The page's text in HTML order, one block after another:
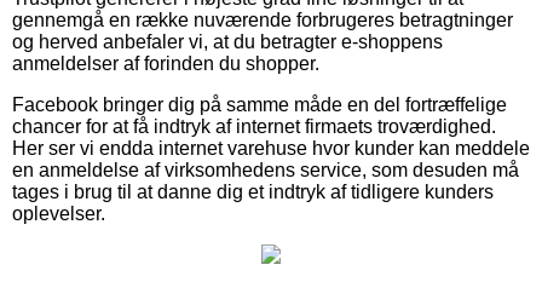
gennemgå en række nuværende forbrugeres betragtninger
og herved anbefaler vi, at du betragter e-shoppens
anmeldelser af forinden du shopper.
Facebook bringer dig på samme måde en del fortræffelige
chancer for at få indtryk af internet firmaets troværdighed.
Her ser vi endda internet varehuse hvor kunder kan meddele
en anmeldelse af virksomhedens service, som desuden må
tages i brug til at danne dig et indtryk af tidligere kunders
oplevelser.